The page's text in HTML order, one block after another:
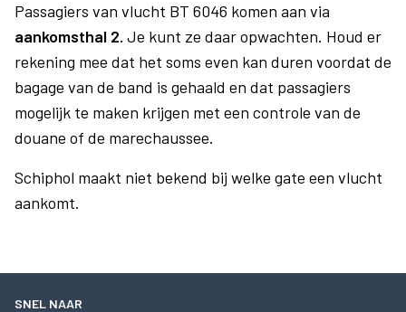
Passagiers van vlucht BT 6046 komen aan via
aankomsthal 2. Je kunt ze daar opwachten. Houd er
rekening mee dat het soms even kan duren voordat de
bagage van de band is gehaald en dat passagiers
mogelijk te maken krijgen met een controle van de
douane of de marechaussee.
Schiphol maakt niet bekend bij welke gate een vlucht
aankomt.
SNEL NAAR